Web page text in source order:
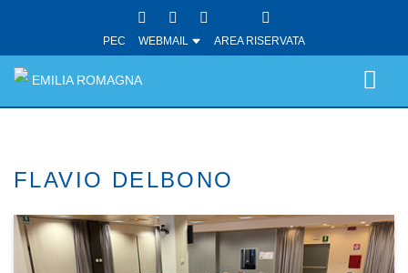
PEC WEBMAIL AREA RISERVATA
EMILIA ROMAGNA
FLAVIO DELBONO